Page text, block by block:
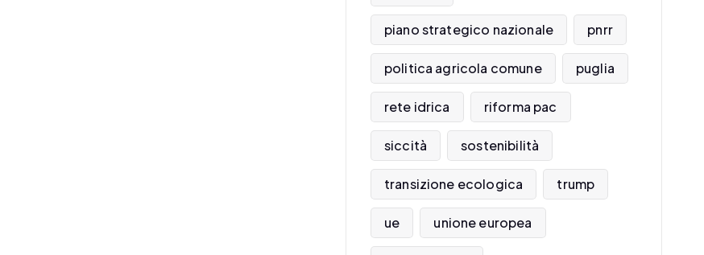
piano strategico nazionale pnrr
politica agricola comune puglia
rete idrica riforma pac
siccità sostenibilità
transizione ecologica trump
ue unione europea